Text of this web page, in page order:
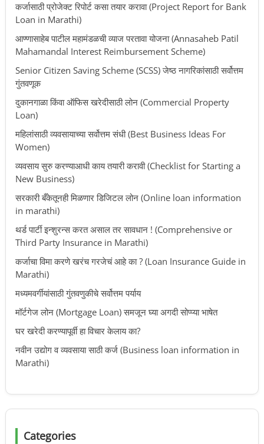
कर्जासाठी प्रोजेक्ट रिपोर्ट कसा तयार करावा (Project Report for Bank
Loan in Marathi)
आण्णासाहेब पाटील महामंडळची व्याज परतावा योजना (Annasaheb Patil
Mahamandal Interest Reimbursement Scheme)
Senior Citizen Saving Scheme (SCSS) जेष्ठ नागरिकांसाठी सर्वोत्तम
गुंतवणूक
दुकानगाळा किंवा ऑफिस खरेदीसाठी लोन (Commercial Property
Loan)
महिलांसाठी व्यवसायाच्या सर्वोत्तम संधी (Best Business Ideas For
Women)
व्यवसाय सुरु करण्याआधी काय तयारी करावी (Checklist for Starting a
New Business)
सरकारी बँकेतूनही मिळणार डिजिटल लोन (Online loan information
in marathi)
थर्ड पार्टी इन्शुरन्स करत असाल तर सावधान ! (Comprehensive or
Third Party Insurance in Marathi)
कर्जाचा विमा करणे खरंच गरजेचं आहे का ? (Loan Insurance Guide in
Marathi)
मध्यमवर्गीयांसाठी गुंतवणुकीचे सर्वोत्तम पर्याय
मॉर्टगेज लोन (Mortgage Loan) समजून घ्या अगदी सोप्प्या भाषेत
घर खरेदी करण्यापूर्वी हा विचार केलाय का?
नवीन उद्योग व व्यवसाया साठी कर्ज (Business loan information in
Marathi)
Categories